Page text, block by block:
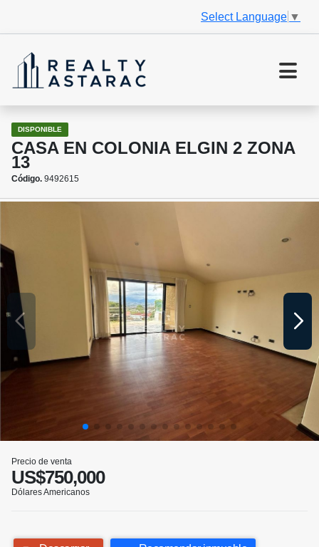
Select Language ▼
DISPONIBLE
CASA EN COLONIA ELGIN 2 ZONA
13
Código. 9492615
Precio de venta
US$750,000
Dólares Americanos